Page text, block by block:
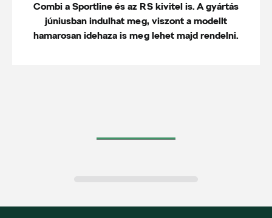
Combi a Sportline és az RS kivitel is. A gyártás
júniusban indulhat meg, viszont a modellt
hamarosan idehaza is meg lehet majd rendelni.